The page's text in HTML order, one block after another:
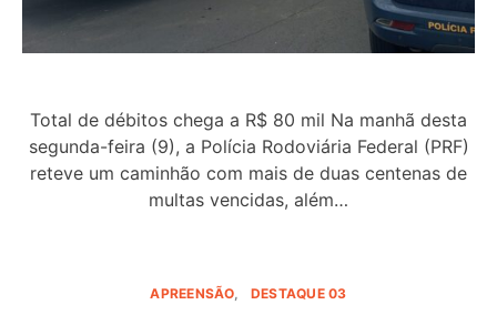
Total de débitos chega a R$ 80 mil Na manhã desta
segunda-feira (9), a Polícia Rodoviária Federal (PRF)
reteve um caminhão com mais de duas centenas de
multas vencidas, além…
APREENSÃO DESTAQUE 03